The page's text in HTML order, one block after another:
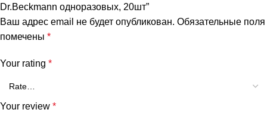
Dr.Beckmann одноразовых, 20шт”
Ваш адрес email не будет опубликован. Обязательные поля
помечены *
Your rating *
Your review *